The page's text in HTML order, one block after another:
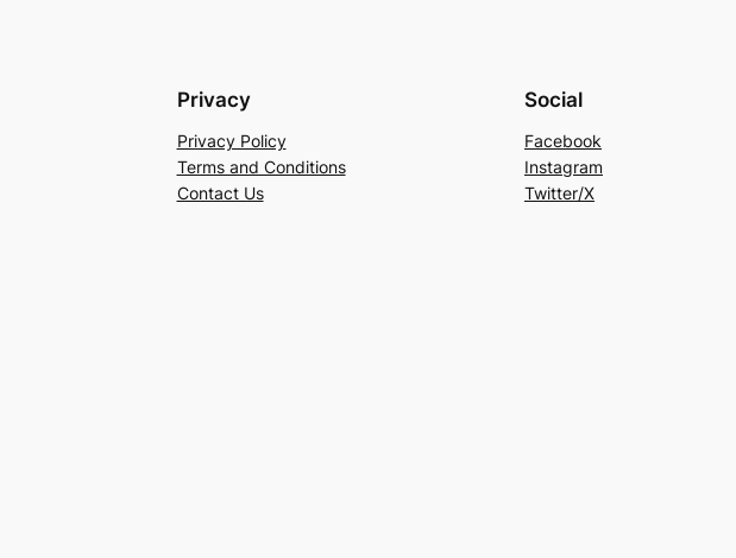
Privacy
Privacy Policy
Terms and Conditions
Contact Us
Social
Facebook
Instagram
Twitter/X